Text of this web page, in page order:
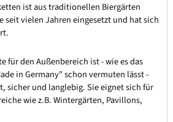
ist aus traditionellen Biergärten
seit vielen Jahren eingesetzt und hat sich
für den Außenbereich ist - wie es das
in Germany" schon vermuten lässt -
sicher und langlebig. Sie eignet sich für
wie z.B. Wintergärten, Pavillons,